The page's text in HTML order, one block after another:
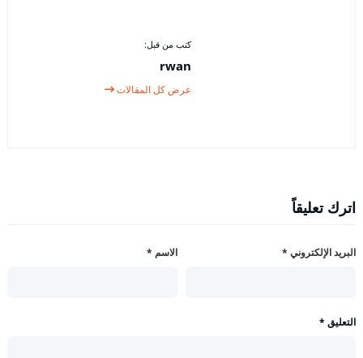
كتب من قبل:
rwan
عرض كل المقالات
اترك تعليقاً
الاسم * البريد الإلكتروني *
التعليق *